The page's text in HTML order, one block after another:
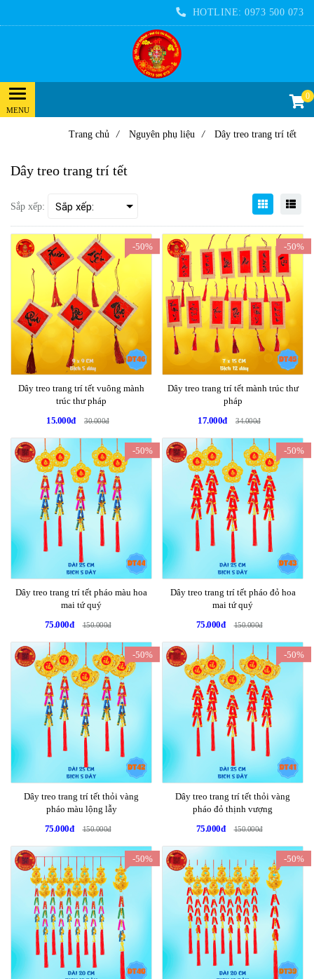
HOTLINE: 0973 500 073
0
Trang chủ / Nguyên phụ liệu / Dây treo trang trí tết
Dây treo trang trí tết
Sắp xếp:
-50%
Dây treo trang trí tết vuông mành
trúc thư pháp
15.000đ
30.000đ
-50%
Dây treo trang trí tết mành trúc thư
pháp
17.000đ
34.000đ
-50%
Dây treo trang trí tết pháo màu hoa
mai tứ quý
75.000đ
150.000đ
-50%
Dây treo trang trí tết pháo đỏ hoa
mai tứ quý
75.000đ
150.000đ
-50%
Dây treo trang trí tết thỏi vàng
pháo màu lộng lẫy
75.000đ
150.000đ
-50%
Dây treo trang trí tết thỏi vàng
pháo đỏ thịnh vượng
75.000đ
150.000đ
-50% -50%